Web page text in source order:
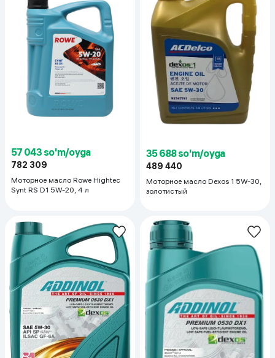
57 043 so'm/oyga
782 309
Моторное масло Rowe Hightec
Synt RS D1 5W-20, 4 л
35 688 so'm/oyga
489 440
Моторное масло Dexos 1 5W-30,
золотистый